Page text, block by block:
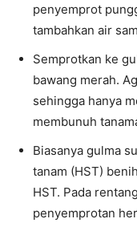
penyemprot
tambahkan air
Semprotkan ke
bawang merah.
sehingga hanya
membunuh
Biasanya gulma
tanam (HST)
HST. Pada
penyemprotan